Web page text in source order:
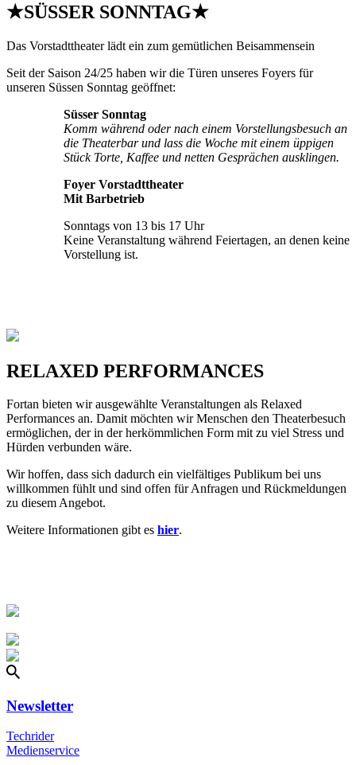
★SÜSSER SONNTAG★
Das Vorstadttheater lädt ein zum gemütlichen Beisammensein
Seit der Saison 24/25 haben wir die Türen unseres Foyers für
unseren Süssen Sonntag geöffnet:
Süsser Sonntag
Komm während oder nach einem Vorstellungsbesuch an
die Theaterbar und lass die Woche mit einem üppigen
Stück Torte, Kaffee und netten Gesprächen ausklingen.
Foyer Vorstadttheater
Mit Barbetrieb
Sonntags von 13 bis 17 Uhr
Keine Veranstaltung während Feiertagen, an denen keine
Vorstellung ist.
RELAXED PERFORMANCES
Fortan bieten wir ausgewählte Veranstaltungen als Relaxed
Performances an. Damit möchten wir Menschen den Theaterbesuch
ermöglichen, der in der herkömmlichen Form mit zu viel Stress und
Hürden verbunden wäre.
Wir hoffen, dass sich dadurch ein vielfältiges Publikum bei uns
willkommen fühlt und sind offen für Anfragen und Rückmeldungen
zu diesem Angebot.
Weitere Informationen gibt es hier.
Newsletter
Techrider
Medienservice